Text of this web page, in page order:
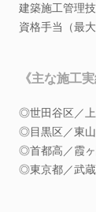
建築施工管理
資格手当（最
《主な施工実
◎世田谷区／上
◎目黒区／東山
◎首都高／霞ヶ
◎東京都／武